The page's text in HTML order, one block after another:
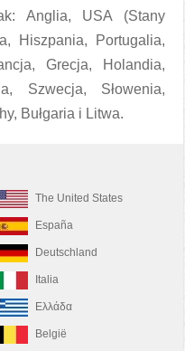
Anglia, USA (Stany
Hiszpania, Portugalia,
Grecja, Holandia,
Szwecja, Słowenia,
Bułgaria i Litwa.
The United States
España
Deutschland
Italia
Ελλάδα
België